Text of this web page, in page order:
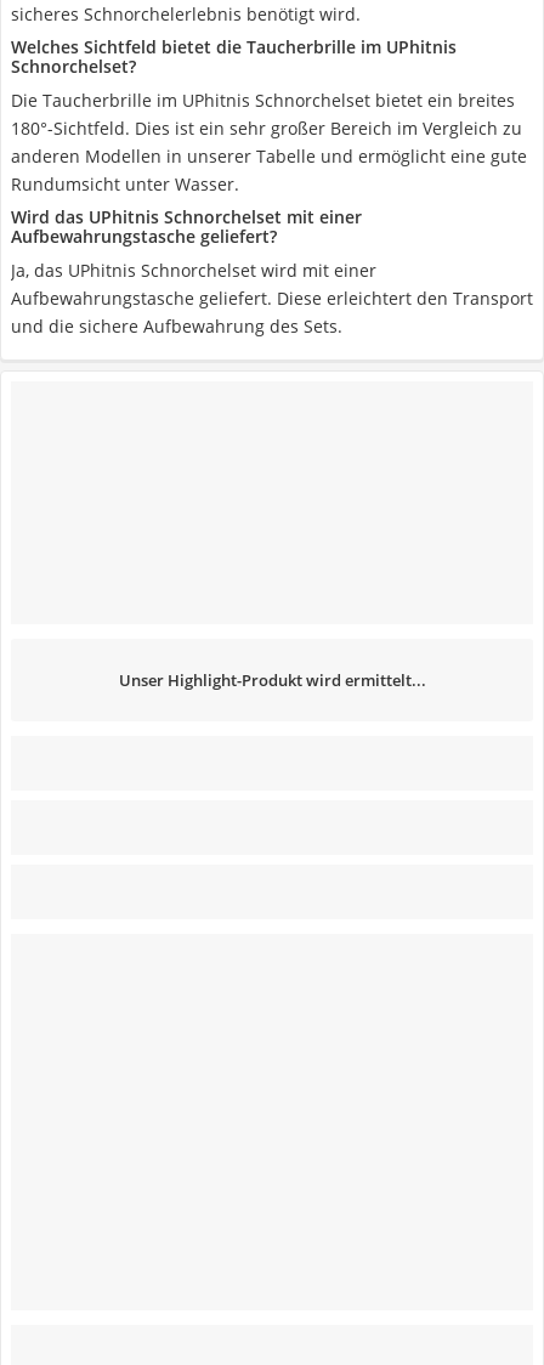
sicheres Schnorchelerlebnis benötigt wird.
Welches Sichtfeld bietet die Taucherbrille im UPhitnis
Schnorchelset?
Die Taucherbrille im UPhitnis Schnorchelset bietet ein breites
180°-Sichtfeld. Dies ist ein sehr großer Bereich im Vergleich zu
anderen Modellen in unserer Tabelle und ermöglicht eine gute
Rundumsicht unter Wasser.
Wird das UPhitnis Schnorchelset mit einer
Aufbewahrungstasche geliefert?
Ja, das UPhitnis Schnorchelset wird mit einer
Aufbewahrungstasche geliefert. Diese erleichtert den Transport
und die sichere Aufbewahrung des Sets.
Unser Highlight-Produkt wird ermittelt...